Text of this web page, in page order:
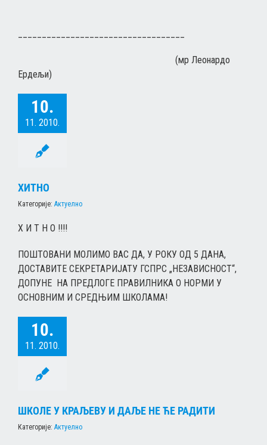
(мр Леонардо
Ердељи)
10.
11. 2010.
ХИТНО
Категорије: Актуелно
Х И Т Н О !!!!
ПОШТОВАНИ МОЛИМО ВАС ДА, У РОКУ ОД 5 ДАНА,
ДОСТАВИТЕ СЕКРЕТАРИЈАТУ ГСПРС „НЕЗАВИСНОСТ“,
ДОПУНЕ НА ПРЕДЛОГЕ ПРАВИЛНИКА О НОРМИ У
ОСНОВНИМ И СРЕДЊИМ ШКОЛАМА!
10.
11. 2010.
ШКОЛЕ У КРАЉЕВУ И ДАЉЕ НЕ ЋЕ РАДИТИ
Категорије: Актуелно